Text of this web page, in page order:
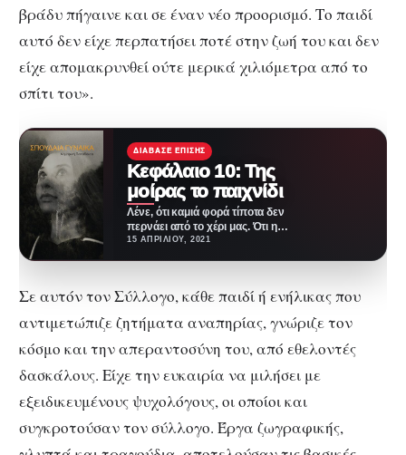
βράδυ πήγαινε και σε έναν νέο προορισμό. Το παιδί
αυτό δεν είχε περπατήσει ποτέ στην ζωή του και δεν
είχε απομακρυνθεί ούτε μερικά χιλιόμετρα από το
σπίτι του».
ΔΙΆΒΑΣΕ ΕΠΊΣΗΣ
Κεφάλαιο 10: Της
μοίρας το παιχνίδι
Λένε, ότι καμιά φορά τίποτα δεν
περνάει από το χέρι μας. Ότι η
μοίρα, η ζωή,…
15 ΑΠΡΙΛΊΟΥ, 2021
Σε αυτόν τον Σύλλογο, κάθε παιδί ή ενήλικας που
αντιμετώπιζε ζητήματα αναπηρίας, γνώριζε τον
κόσμο και την απεραντοσύνη του, από εθελοντές
δασκάλους. Είχε την ευκαιρία να μιλήσει με
εξειδικευμένους ψυχολόγους, οι οποίοι και
συγκροτούσαν τον σύλλογο. Έργα ζωγραφικής,